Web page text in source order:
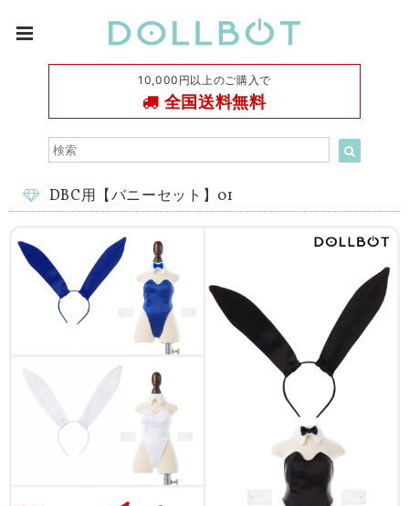
10,000円以上のご購入で
全国送料無料
DBC用【バニーセット】01